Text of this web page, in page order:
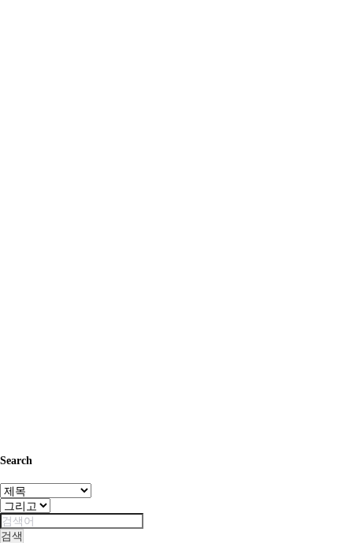
Search
검색